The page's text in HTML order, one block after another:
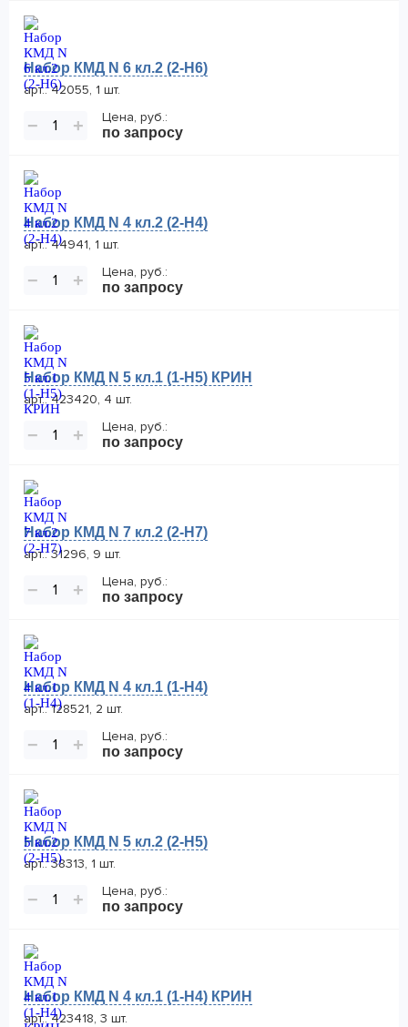
Набор КМД N 6 кл.2 (2-Н6)
арт.: 42055, 1 шт.
− +
Цена, руб.:
по запросу
Набор КМД N 4 кл.2 (2-Н4)
арт.: 44941, 1 шт.
− +
Цена, руб.:
по запросу
Набор КМД N 5 кл.1 (1-Н5) КРИН
арт.: 423420, 4 шт.
− +
Цена, руб.:
по запросу
Набор КМД N 7 кл.2 (2-Н7)
арт.: 31296, 9 шт.
− +
Цена, руб.:
по запросу
Набор КМД N 4 кл.1 (1-Н4)
арт.: 128521, 2 шт.
− +
Цена, руб.:
по запросу
Набор КМД N 5 кл.2 (2-Н5)
арт.: 38313, 1 шт.
− +
Цена, руб.:
по запросу
Набор КМД N 4 кл.1 (1-Н4) КРИН
арт.: 423418, 3 шт.